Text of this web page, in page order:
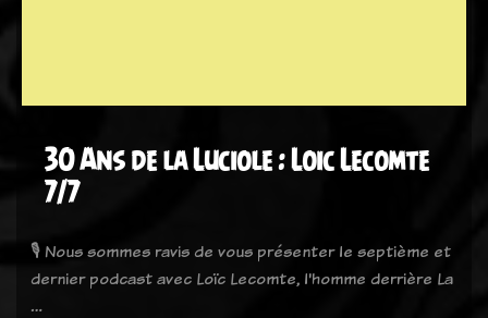
30 Ans de la Luciole : Loic Lecomte
7/7
🎙️ Nous sommes ravis de vous présenter le septième et
dernier podcast avec Loïc Lecomte, l'homme derrière La
…